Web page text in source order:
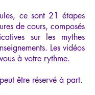
ce sont 21 étapes
de cours, composés
sur les mythes
Les vidéos
à votre rythme.
être réservé à part.